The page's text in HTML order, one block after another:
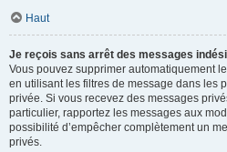
Haut
Je reçois sans arrêt des messages
Vous pouvez supprimer automatiquement
en utilisant les filtres de message dans les
privée. Si vous recevez des messages
particulier, rapportez les messages aux
possibilité d’empêcher complètement un
privés.